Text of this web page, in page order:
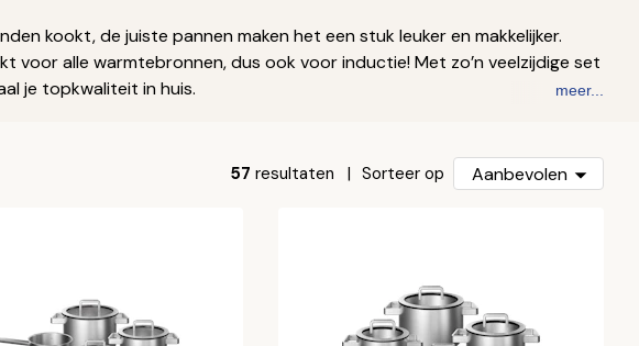
kookt, de juiste pannen maken het een stuk leuker en makkelijker.
voor alle warmtebronnen, dus ook voor inductie! Met zo’n veelzijdige set
je topkwaliteit in huis.
meer...
57 resultaten Sorteer op Aanbevolen